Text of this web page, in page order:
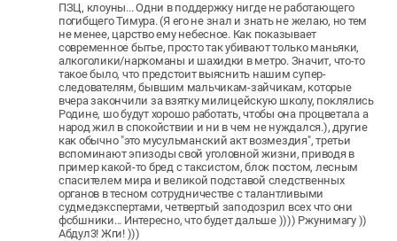
ПЗЦ, клоуны... Одни в поддержку нигде не работающего
погибщего Тимура. (Я его не знал и знать не желаю, но тем
не менее, царство ему небесное. Как показывает
современное бытье, просто так убивают только маньяки,
алкоголики/наркоманы и шахидки в метро. Значит, что-то
такое было, что предстоит выяснить нашим супер-
следователям, бывшим мальчикам-зайчикам, которые
вчера закончили за взятку милицейскую школу, поклялись
Родине, шо будут хорошо работать, чтобы она процветала а
народ жил в спокойствии и ни в чем не нуждался.), другие
как обычно "это мусульманский акт возмездия", третьи
вспоминают эпизоды свой уголовной жизни, приводя в
пример какой-то бред с таксистом, блок постом, лесным
спасителем мира и великой подставой следственных
органов в тесном сотрудничестве с талантливыми
судмедэкспертами, четвертый заподозрил всех что они
фсбшники... Интересно, что будет дальше )))) Ржунимагу ))
Абдул3! Жги! )))